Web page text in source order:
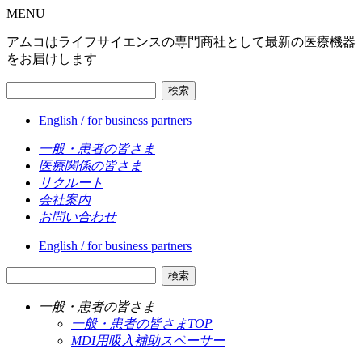
MENU
アムコはライフサイエンスの専門商社として最新の医療機器
をお届けします
検索
English / for business partners
一般・患者の皆さま
医療関係の皆さま
リクルート
会社案内
お問い合わせ
English / for business partners
検索
一般・患者の皆さま
一般・患者の皆さまTOP
MDI用吸入補助スペーサー